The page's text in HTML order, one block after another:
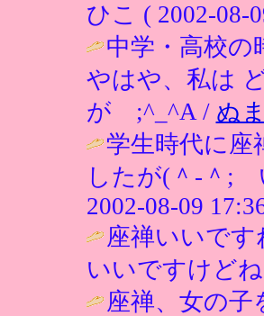
ひこ ( 2002-08-
中学・高校
やはや、私は
が ;^_^A / ぬ
学生時代に座
したが(＾-＾;
2002-08-09
座禅いいで
いいですけど
座禅、女の